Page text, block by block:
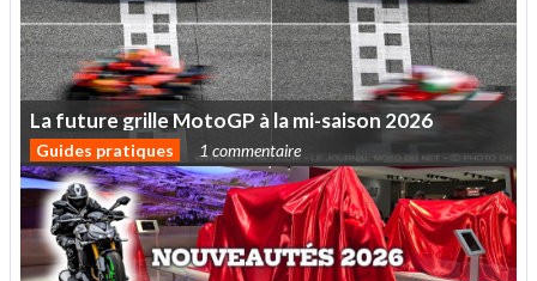
LafuturegrilleMotoGP àlami-saison 2026
Guides pratiques 1 commentaire